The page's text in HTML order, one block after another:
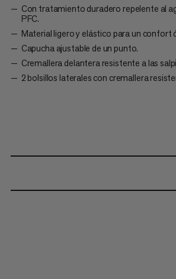
Con tratamiento duradero repelente al
PFC.
Material ligero y elástico para un confort
Capucha ajustable de un punto.
Cremallera delantera resistente a las
2 bolsillos laterales con cremallera